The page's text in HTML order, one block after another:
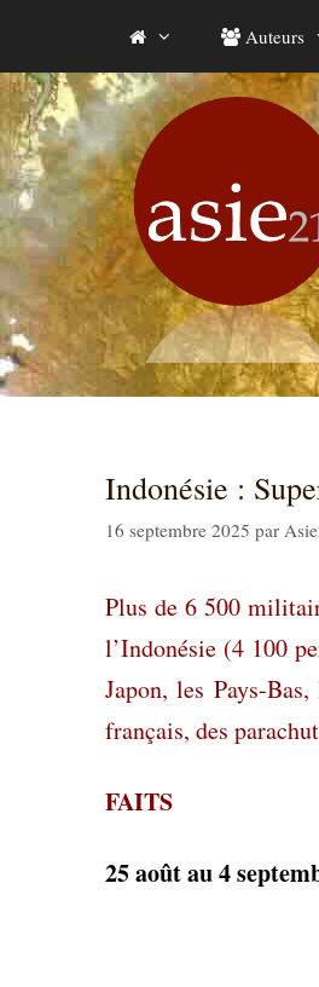
contenu
Auteurs
Indonésie :
16 septembre 2025 par
Plus de 6 500
l’Indonésie (4 100
Japon, les Pays-
français, des
FAITS
25 août au 4